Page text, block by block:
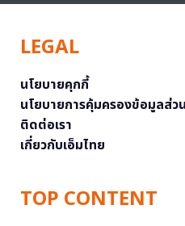
LEGAL
นโยบายคุกกี้
นโยบายการคุ้มครองข้อมูลส่ว
ติดต่อเรา
เกี่ยวกับเอ็มไทย
TOP CONTENT